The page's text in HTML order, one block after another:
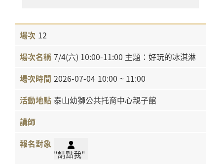
12
7/4(六) 10:00-11:00 主題：好玩的冰淇淋
2026-07-04 10:00 ~ 11:00
泰山幼獅公共托育中心親子館
"請點我"